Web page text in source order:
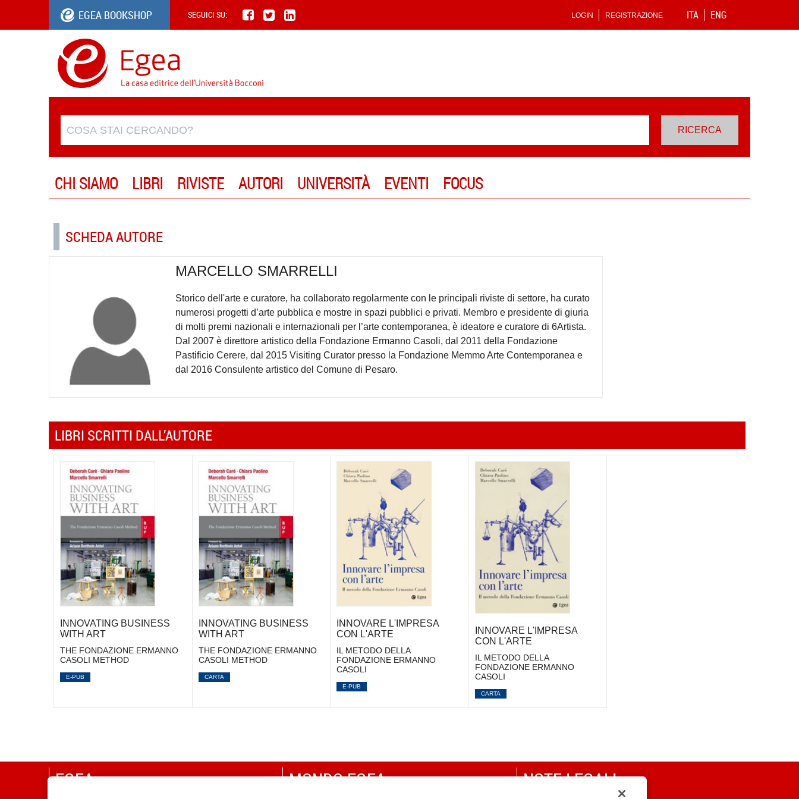
EGEA BOOKSHOP SEGUICI SU: ITA ENG
LOGIN REGISTRAZIONE
CHI SIAMO LIBRI RIVISTE AUTORI UNIVERSITÀ EVENTI FOCUS
SCHEDA AUTORE
MARCELLO SMARRELLI
Storico dell'arte e curatore, ha collaborato regolarmente con le principali riviste di settore, ha curato
numerosi progetti d’arte pubblica e mostre in spazi pubblici e privati. Membro e presidente di giuria
di molti premi nazionali e internazionali per l’arte contemporanea, è ideatore e curatore di 6Artista.
Dal 2007 è direttore artistico della Fondazione Ermanno Casoli, dal 2011 della Fondazione
Pastificio Cerere, dal 2015 Visiting Curator presso la Fondazione Memmo Arte Contemporanea e
dal 2016 Consulente artistico del Comune di Pesaro.
LIBRI SCRITTI DALL’AUTORE
INNOVATING BUSINESS
WITH ART
THE FONDAZIONE ERMANNO
CASOLI METHOD
E-PUB
INNOVATING BUSINESS
WITH ART
THE FONDAZIONE ERMANNO
CASOLI METHOD
CARTA
INNOVARE L'IMPRESA
CON L'ARTE
IL METODO DELLA
FONDAZIONE ERMANNO
CASOLI
E-PUB
INNOVARE L'IMPRESA
CON L'ARTE
IL METODO DELLA
FONDAZIONE ERMANNO
CASOLI
CARTA
EGEA MONDO EGEA NOTE LEGALI